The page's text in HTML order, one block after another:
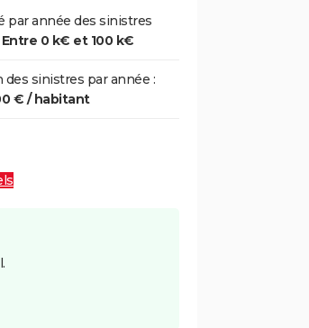
par année des sinistres
Entre 0 k€ et 100 k€
des sinistres par année :
€ / habitant